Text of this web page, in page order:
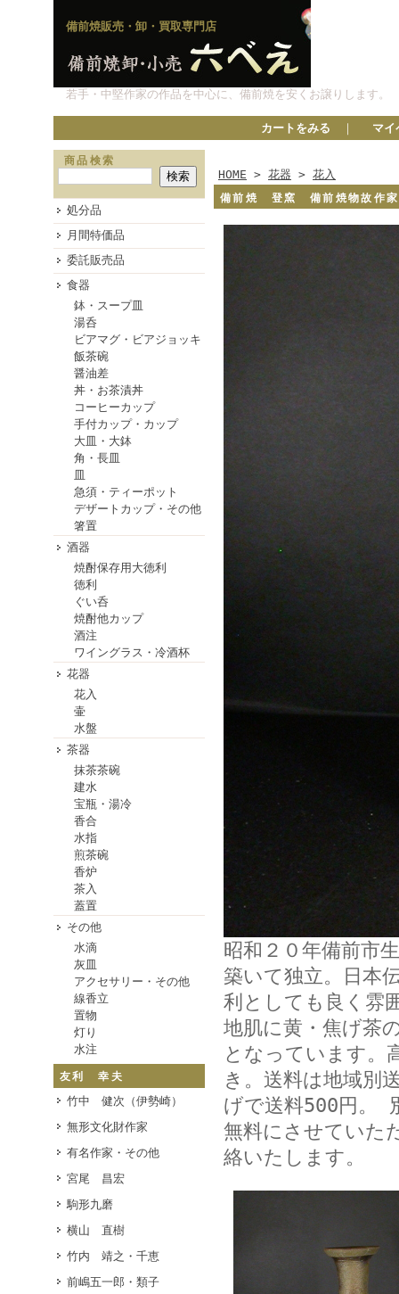
備前焼販売・卸・買取専門店
若手・中堅作家の作品を中心に、備前焼を安くお譲りします。
カートをみる ｜ マイ
商品検索
処分品
月間特価品
委託販売品
食器
鉢・スープ皿
湯呑
ビアマグ・ビアジョッキ
飯茶碗
醤油差
丼・お茶漬丼
コーヒーカップ
手付カップ・カップ
大皿・大鉢
角・長皿
皿
急須・ティーポット
デザートカップ・その他
箸置
酒器
焼酎保存用大徳利
徳利
ぐい呑
焼酎他カップ
酒注
ワイングラス・冷酒杯
花器
花入
壷
水盤
茶器
抹茶茶碗
建水
宝瓶・湯冷
香合
水指
煎茶碗
香炉
茶入
蓋置
その他
水滴
灰皿
アクセサリー・その他
線香立
置物
灯り
水注
友利 幸夫
竹中 健次（伊勢崎）
無形文化財作家
有名作家・その他
宮尾 昌宏
駒形九磨
横山 直樹
竹内 靖之・千恵
前嶋五一郎・類子
HOME > 花器 > 花入
備前焼 登窯 備前焼物故作
昭和２０年備前市
築いて独立。日本
利としても良く雰
地肌に黄・焦げ茶
となっています。
き。送料は地域別
げで送料500円。
無料にさせていた
絡いたします。